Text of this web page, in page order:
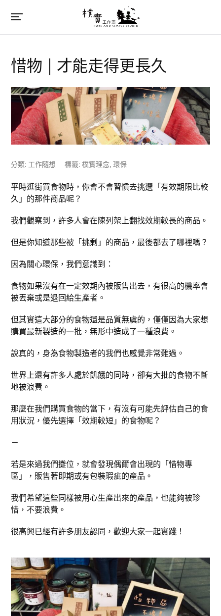
惜物 | 才能走得更長久
分類: 工作隨想 標籤: 樸實理念,環保
平時逛街買食物時，你會不會習慣去挑選「有效期限比較
久」的那件商品呢？
我們觀察到，許多人會在陳列架上翻找效期較長的商品。
但是你知道那些被「挑剩」的商品，最後都去了哪裡嗎？
因為關心環保，我們意識到：
食物如果沒有在一定效期內被販售出去，有很高的機率會
被丟棄或是退回給生產者。
但其實這大部分的食物還是品質無虞的，僅僅因為大家想
購買最新製造的一批，無形中造成了一種浪費。
說真的，身為食物製造者的我們也感覺非常難過。
世界上還有許多人處於飢餓的同時，卻有大批的食物不斷
地被浪費。
那麼在我們購買食物的當下，有沒有可能先評估自己的食
用狀況，優先選擇「效期較短」的食物呢？
－
若是來過我們攤位，就會發現偶爾會出現的「惜物專
區」，販售著即期或有包裝瑕疵的產品。
我們希望這些同樣被用心生產出來的產品，也能夠被珍
惜，不要浪費。
很高興已經有許多朋友認同，歡迎大家一起實踐！